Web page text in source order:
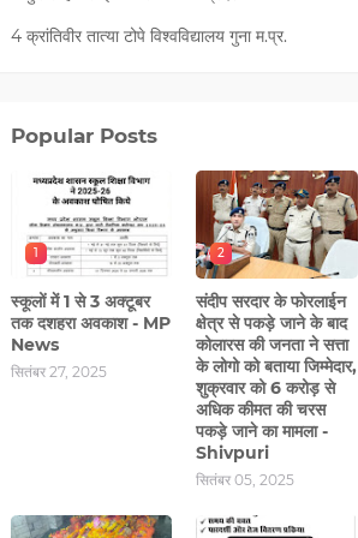
4 क्रांतिवीर तात्या टोपे विश्वविद्यालय गुना म.प्र.
Popular Posts
1
स्कूलों में 1 से 3 अक्टूबर
तक दशहरा अवकाश - MP
News
सितंबर 27, 2025
2
संदीप सरदार के फोरलाईन
क्षेत्र से पकड़े जाने के बाद
कोलारस की जनता ने सत्ता
के लोगो को बताया जिम्मेदार,
शुक्रवार को 6 करोड़ से
अधिक कीमत की चरस
पकड़े जाने का मामला -
Shivpuri
सितंबर 05, 2025